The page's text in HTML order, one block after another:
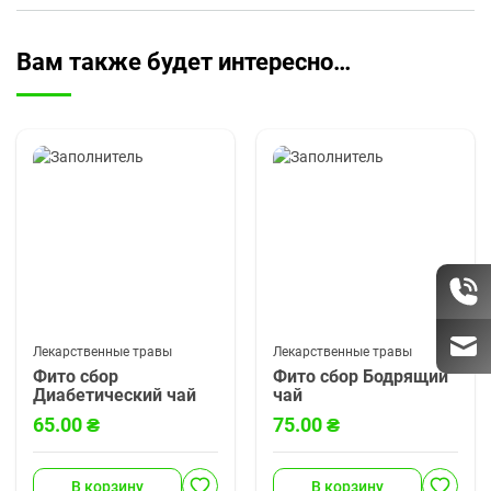
Вам также будет интересно…
Лекарственные травы
Фито сбор
Диабетический чай
Диабетический чай
рекомендован для
инсулинозависимых и
65.00₴
В корзину
Лекарственные травы
Фито сбор Бодрящий
чай
75.00₴
В корзину